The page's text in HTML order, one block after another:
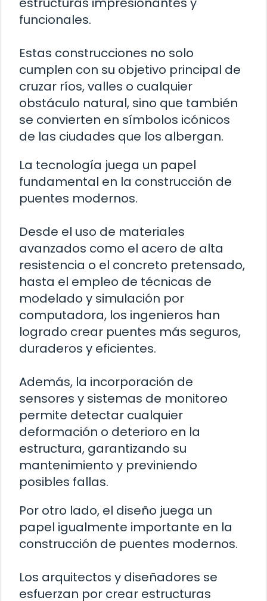
funcionales.
Estas construcciones no solo
cumplen con su objetivo principal de
cruzar ríos, valles o cualquier
obstáculo natural, sino que también
se convierten en símbolos icónicos
de las ciudades que los albergan.
La tecnología juega un papel
fundamental en la construcción de
puentes modernos.
Desde el uso de materiales
avanzados como el acero de alta
resistencia o el concreto pretensado,
hasta el empleo de técnicas de
modelado y simulación por
computadora, los ingenieros han
logrado crear puentes más seguros,
duraderos y eficientes.
Además, la incorporación de
sensores y sistemas de monitoreo
permite detectar cualquier
deformación o deterioro en la
estructura, garantizando su
mantenimiento y previniendo
posibles fallas.
Por otro lado, el diseño juega un
papel igualmente importante en la
construcción de puentes modernos.
Los arquitectos y diseñadores se
esfuerzan por crear estructuras